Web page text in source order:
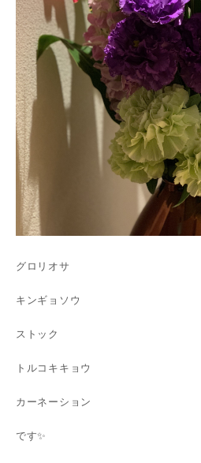
グロリオサ
キンギョソウ
ストック
トルコキキョウ
カーネーション
です✨